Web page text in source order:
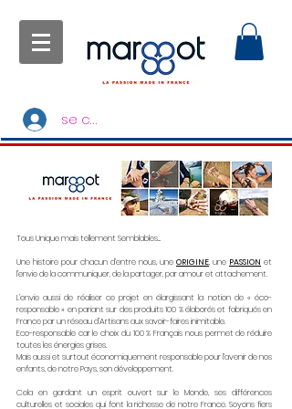
se connecter
Tous Unique mais tellement Semblables...
Une histoire pour chacun d’entre nous, une ORIGINE, une PASSION et
l’envie de la communiquer, de la partager, par amour et attachement.
L’envie aussi de réaliser ce projet en élargissant la notion de « éco-
responsable » en pariant sur des produits 100 % élaborés et fabriqués en
France par un réseau d’Artisans aux savoir-faires inimitable.
Eco-responsable car le choix du 100 % Français nous permet de réduire
toutes les énergies grises.
Mais aussi et surtout économiquement responsable pour l’avenir de nos
enfants, de notre Pays, son développement.
Cela en gardant un esprit ouvert sur le Monde, ses différences
culturelles et sociales qui font la richesse de notre France. Soyons fiers